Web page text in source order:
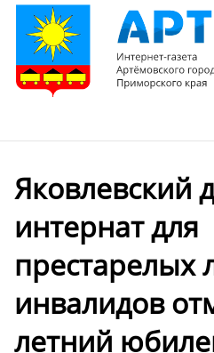
Яковлевский
интернат для
престарелых
инвалидов
летний